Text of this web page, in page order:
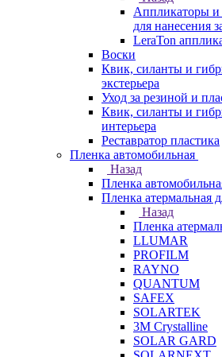
Аппликаторы и
для нанесения
LeraTon
Воски
Квик, силанты и
экстерьера
Уход за резиной и
Квик, силанты и
интерьера
Реставратор пластика
Пленка автомобильная
Назад
Пленка
Пленка атермальная
Назад
Пленка
LLUMAR
PROFILM
RAYNO
QUANTUM
SAFEX
SOLARTEK
3M Crystalline
SOLAR GARD